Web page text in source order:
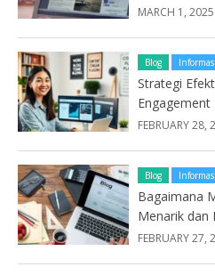
MARCH 1, 2025
Blog Informasi
Strategi
FEBRUARY 28,
Blog Informasi
Bagaimana
Menarik dan
FEBRUARY 27,